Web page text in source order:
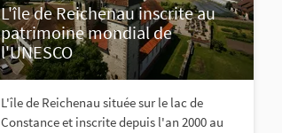
L'île de Reichenau inscrite au
patrimoine mondial de
l'UNESCO
L'île de Reichenau située sur le lac de
Constance et inscrite depuis l'an 2000 au